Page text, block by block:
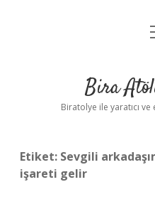
Bira
Biratolye ile yaratıcı
Etiket: Sevgili
işareti gelir